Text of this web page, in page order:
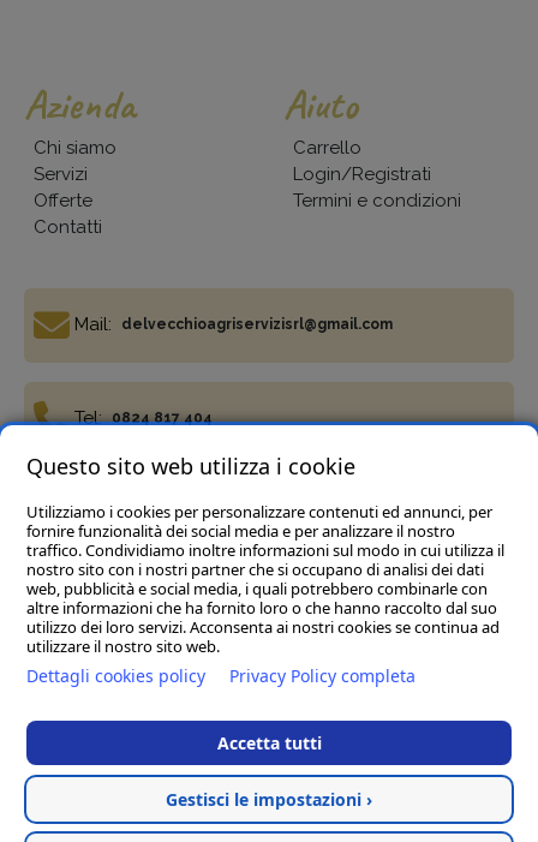
Azienda
Chi siamo
Servizi
Offerte
Contatti
Aiuto
Carrello
Login/Registrati
Termini e condizioni
Mail: delvecchioagriservizisrl@gmail.com
Tel: 0824 817 404
Fax: 0824 817 977
Del Vecchio Agriservizi Srl
- C.da Tre Pietre, snc, 82034
Guardia Sanframondi (BN) P.IVA 01472040623
Rea BN123197 Cap.soc € 45.000,00 i.v. - Pec :
delvecchioagriservizisrl@legalmail.it
Hosted & created by
Questo sito web utilizza i cookie
Utilizziamo i cookies per personalizzare contenuti ed annunci, per
fornire funzionalità dei social media e per analizzare il nostro
traffico. Condividiamo inoltre informazioni sul modo in cui utilizza il
nostro sito con i nostri partner che si occupano di analisi dei dati
web, pubblicità e social media, i quali potrebbero combinarle con
altre informazioni che ha fornito loro o che hanno raccolto dal suo
utilizzo dei loro servizi. Acconsenta ai nostri cookies se continua ad
utilizzare il nostro sito web.
Dettagli cookies policy Privacy Policy completa
Accetta tutti
Gestisci le impostazioni ›